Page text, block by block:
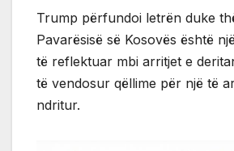
Trump përfundoi letrën duke
Pavarësisë së Kosovës është
të reflektuar mbi arritjet e
të vendosur qëllime për një të
ndritur.